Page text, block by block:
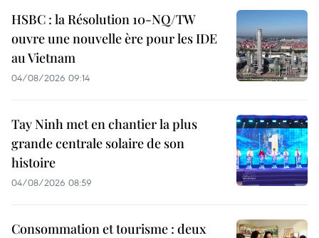
HSBC : la Résolution 10-NQ/TW
ouvre une nouvelle ère pour les IDE
au Vietnam
04/08/2026 09:14
Tay Ninh met en chantier la plus
grande centrale solaire de son
histoire
04/08/2026 08:59
Consommation et tourisme : deux